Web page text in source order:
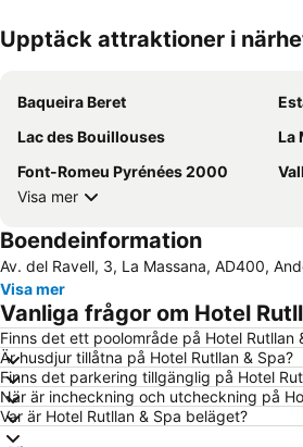
Upptäck attraktioner i
Baqueira Beret
Lac des Bouillouses
La
Font-Romeu Pyrénées 2000
Visa mer
Boendeinformation
Av. del Ravell, 3, La Massana, AD400,
Visa mer
Vanliga frågor om Hotel
Finns det ett poolområde på Hotel Rutllan
Är husdjur tillåtna på Hotel Rutllan & Spa?
Finns det parkering tillgänglig på Hotel
När är incheckning och utcheckning på
Var är Hotel Rutllan & Spa beläget?